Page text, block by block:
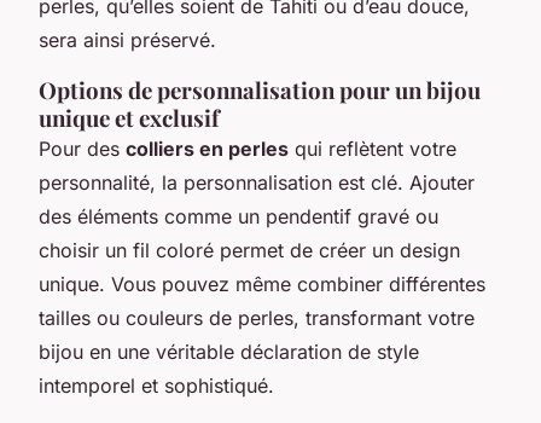
perles, qu’elles soient de Tahiti ou d’eau douce,
sera ainsi préservé.
Options de personnalisation pour un bijou
unique et exclusif
Pour des colliers en perles qui reflètent votre
personnalité, la personnalisation est clé. Ajouter
des éléments comme un pendentif gravé ou
choisir un fil coloré permet de créer un design
unique. Vous pouvez même combiner différentes
tailles ou couleurs de perles, transformant votre
bijou en une véritable déclaration de style
intemporel et sophistiqué.